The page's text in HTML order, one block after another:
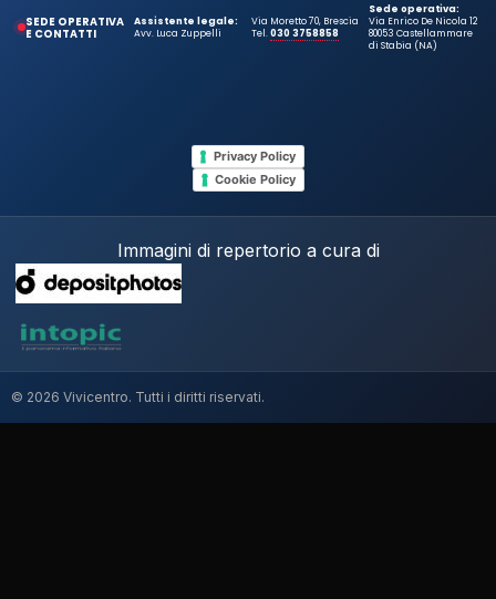
SEDE OPERATIVA
E CONTATTI
Assistente legale:
Avv. Luca Zuppelli
Via Moretto 70, Brescia
Tel.030 3758858
Sede operativa:
Via Enrico De Nicola 12
80053 Castellammare
di Stabia (NA)
Privacy Policy
Cookie Policy
Immagini di repertorio a cura di
© 2026 Vivicentro. Tutti i diritti riservati.